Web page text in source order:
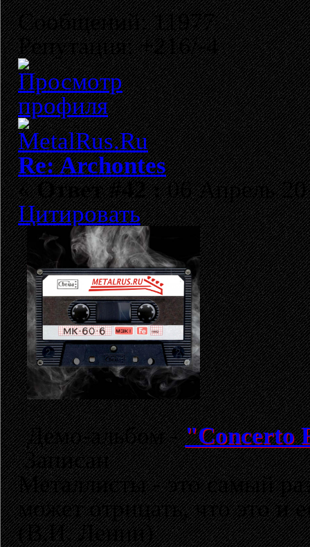
Сообщений: 11977
Репутация: +216/-4
Re: Archontes
«Ответ #42 :06 Апрель
Цитировать
Демо-альбом -"Concerto
Записан
Металлисты - это самый
может отрицать, что это и
(В.И. Ленин)